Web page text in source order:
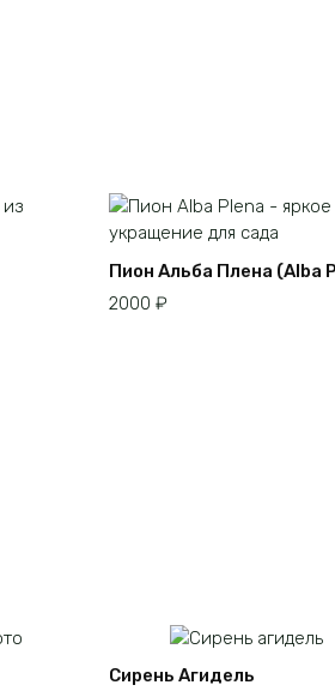
Пион Альба Плена (Alba
2000 ₽
Сирень Агидель